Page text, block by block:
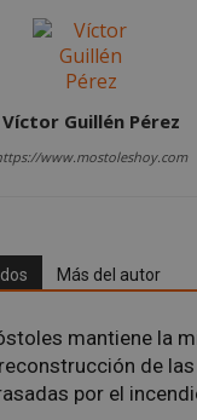
Víctor Guillén Pérez
www.mostoleshoy.com
Más del autor
mantiene la
de
por el